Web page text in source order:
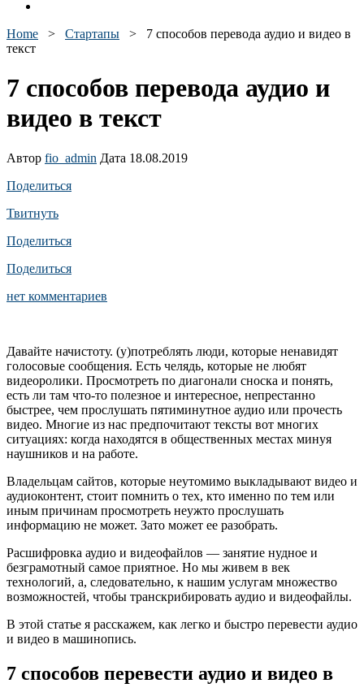
Home > Стартапы > 7 способов перевода аудио и видео в
текст
7 способов перевода аудио и
видео в текст
Автор fio_admin Дата 18.08.2019
Поделиться
Твитнуть
Поделиться
Поделиться
нет комментариев
Давайте начистоту. (у)потреблять люди, которые ненавидят
голосовые сообщения. Есть челядь, которые не любят
видеоролики. Просмотреть по диагонали сноска и понять,
есть ли там что-то полезное и интересное, непрестанно
быстрее, чем прослушать пятиминутное аудио или прочесть
видео. Многие из нас предпочитают тексты вот многих
ситуациях: когда находятся в общественных местах минуя
наушников и на работе.
Владельцам сайтов, которые неутомимо выкладывают видео и
аудиоконтент, стоит помнить о тех, кто именно по тем или
иным причинам просмотреть неужто прослушать
информацию не может. Зато может ее разобрать.
Расшифровка аудио и видеофайлов — занятие нудное и
безграмотный самое приятное. Но мы живем в век
технологий, а, следовательно, к нашим услугам множество
возможностей, чтобы транскрибировать аудио и видеофайлы.
В этой статье я расскажем, как легко и быстро перевести аудио
и видео в машинопись.
7 способов перевести аудио и видео в